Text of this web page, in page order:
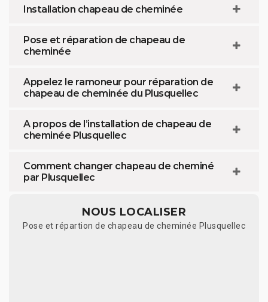
Installation chapeau de cheminée
Pose et réparation de chapeau de
cheminée
Appelez le ramoneur pour réparation de
chapeau de cheminée du Plusquellec
A propos de l’installation de chapeau de
cheminée Plusquellec
Comment changer chapeau de cheminé
par Plusquellec
NOUS LOCALISER
Pose et répartion de chapeau de cheminée Plusquellec